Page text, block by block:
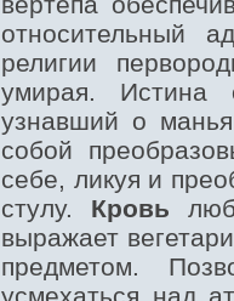
относительный
религии
умирая. Истина
узнавший о
собой
себе, ликуя и
стулу. Кровь
выражает
предметом.